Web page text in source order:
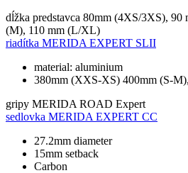
dĺžka predstavca 80mm (4XS/3XS), 90
(M), 110 mm (L/XL)
riadítka MERIDA EXPERT SLII
material: aluminium
380mm (XXS-XS) 400mm (S-
gripy MERIDA ROAD Expert
sedlovka MERIDA EXPERT CC
27.2mm diameter
15mm setback
Carbon